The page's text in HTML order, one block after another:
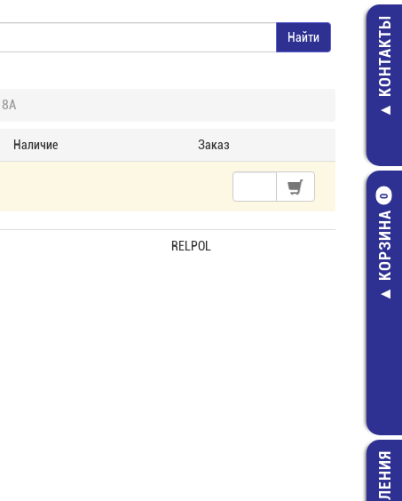
КОНТАКТЫ
КОРЗИНА
0
8А
Наличие Заказ
RELPOL